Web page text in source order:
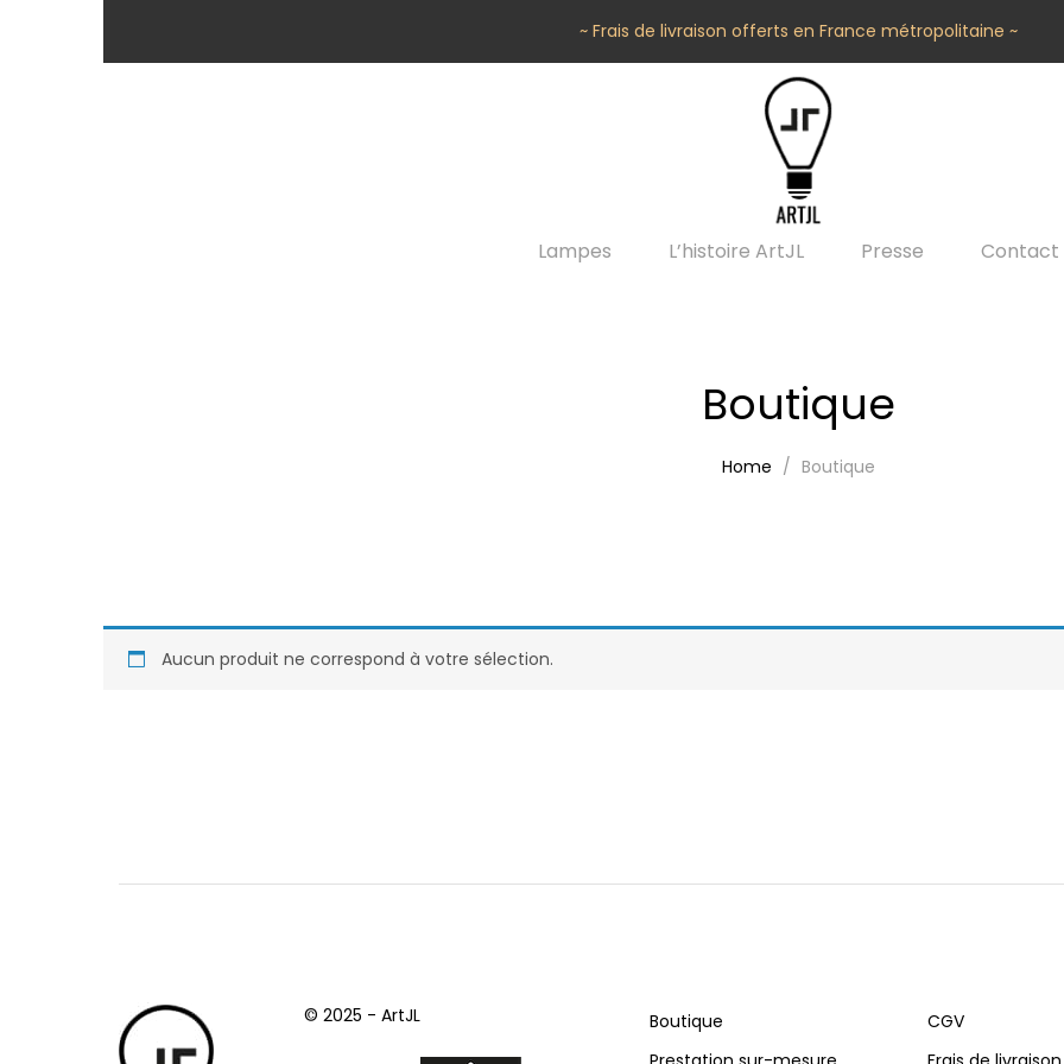
~ Frais de livraison offerts en France métropolitaine ~
Lampes L’histoire ArtJL Presse Contact
Boutique
Home Boutique
Aucun produit ne correspond à votre sélection.
© 2025 - ArtJL
Boutique
CGV